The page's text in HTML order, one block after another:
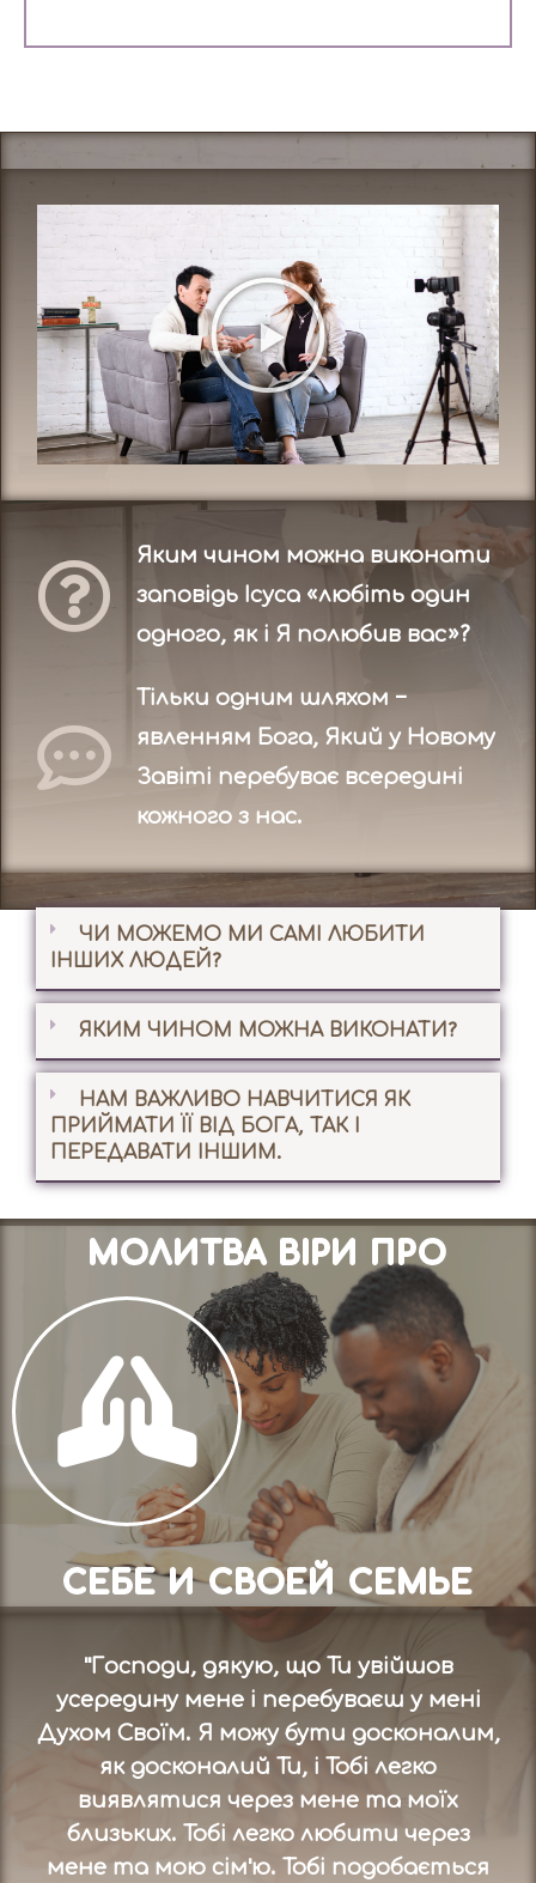
Яким чином можна виконати
заповідь Ісуса «любіть один
одного, як і Я полюбив вас»?
Тільки одним шляхом –
явленням Бога, Який у Новому
Завіті перебуває всередині
кожного з нас.
ЧИ МОЖЕМО МИ САМІ ЛЮБИТИ
ІНШИХ ЛЮДЕЙ?
ЯКИМ ЧИНОМ МОЖНА ВИКОНАТИ?
НАМ ВАЖЛИВО НАВЧИТИСЯ ЯК
ПРИЙМАТИ ЇЇ ВІД БОГА, ТАК І
ПЕРЕДАВАТИ ІНШИМ.
МОЛИТВА ВІРИ ПРО
СЕБЕ И СВОЕЙ СЕМЬЕ
"Господи, дякую, що Ти увійшов
усередину мене і перебуваєш у мені
Духом Своїм. Я можу бути досконалим,
як досконалий Ти, і Тобі легко
виявлятися через мене та моїх
близьких. Тобі легко любити через
мене та мою сім'ю. Тобі подобається